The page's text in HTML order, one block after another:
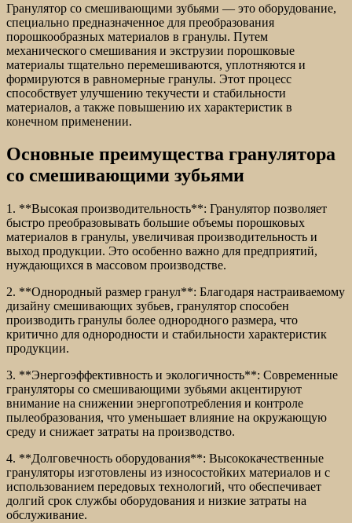
Гранулятор со смешивающими зубьями — это оборудование,
специально предназначенное для преобразования
порошкообразных материалов в гранулы. Путем
механического смешивания и экструзии порошковые
материалы тщательно перемешиваются, уплотняются и
формируются в равномерные гранулы. Этот процесс
способствует улучшению текучести и стабильности
материалов, а также повышению их характеристик в
конечном применении.
Основные преимущества гранулятора
со смешивающими зубьями
1. **Высокая производительность**: Гранулятор позволяет
быстро преобразовывать большие объемы порошковых
материалов в гранулы, увеличивая производительность и
выход продукции. Это особенно важно для предприятий,
нуждающихся в массовом производстве.
2. **Однородный размер гранул**: Благодаря настраиваемому
дизайну смешивающих зубьев, гранулятор способен
производить гранулы более однородного размера, что
критично для однородности и стабильности характеристик
продукции.
3. **Энергоэффективность и экологичность**: Современные
грануляторы со смешивающими зубьями акцентируют
внимание на снижении энергопотребления и контроле
пылеобразования, что уменьшает влияние на окружающую
среду и снижает затраты на производство.
4. **Долговечность оборудования**: Высококачественные
грануляторы изготовлены из износостойких материалов и с
использованием передовых технологий, что обеспечивает
долгий срок службы оборудования и низкие затраты на
обслуживание.